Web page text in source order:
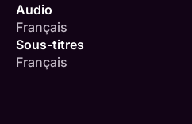
Audio
Français
Sous-titres
Français